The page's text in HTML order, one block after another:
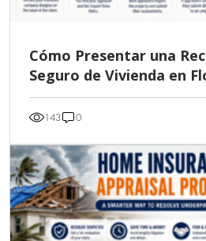
Cómo Presentar una
Seguro de Vivienda en
143 0